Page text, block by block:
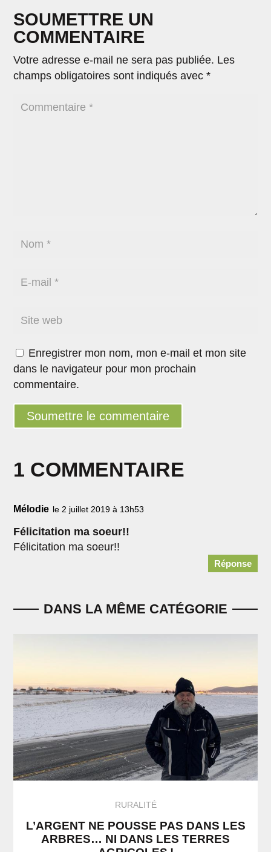
1 COMMENTAIRE
Mélodie le 2 juillet 2019 à 13h53
Félicitation ma soeur!!
Félicitation ma soeur!!
Réponse
SOUMETTRE UN
COMMENTAIRE
Votre adresse e-mail ne sera pas publiée. Les
champs obligatoires sont indiqués avec*
Enregistrer mon nom, mon e-mail et mon site
dans le navigateur pour mon prochain
commentaire.
Soumettre le commentaire
DANS LA MÊME CATÉGORIE
RURALITÉ
L’ARGENT NE POUSSE PAS DANS LES
ARBRES… NI DANS LES TERRES